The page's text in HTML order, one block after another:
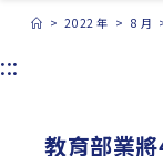
> 2022 年 > 8 月
:::
教育部業